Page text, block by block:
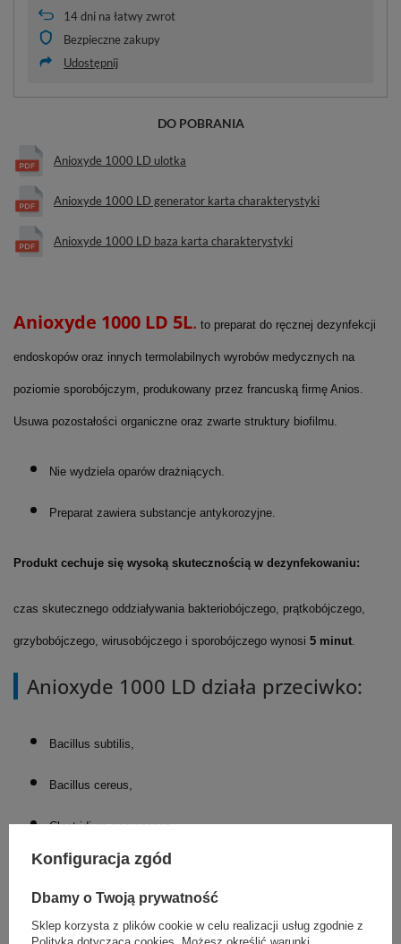
14dni na łatwy zwrot
Bezpieczne zakupy
Udostępnij
DO POBRANIA
Anioxyde 1000 LD ulotka
Anioxyde 1000 LD generator karta charakterystyki
Anioxyde 1000 LD baza karta charakterystyki
Anioxyde 1000 LD 5L. to preparat do ręcznej dezynfekcji
endoskopów oraz innych termolabilnych wyrobów medycznych na
poziomie sporobójczym, produkowany przez francuską firmę Anios.
Usuwa pozostałości organiczne oraz zwarte struktury biofilmu.
Nie wydziela oparów drażniących.
Preparat zawiera substancje antykorozyjne.
Produkt cechuje się wysoką skutecznością w dezynfekowaniu:
czas skutecznego oddziaływania bakteriobójczego, prątkobójczego,
grzybobójczego, wirusobójczego i sporobójczego wynosi 5 minut
Anioxyde 1000 LD działa przeciwko:
Bacillus subtilis,
Bacillus cereus,
Clostridium sporogenes,
Clostridium difficile
Konfiguracja zgód
Dbamy o Twoją prywatność
Sklep korzysta z plików cookie w celu realizacji usług zgodnie z